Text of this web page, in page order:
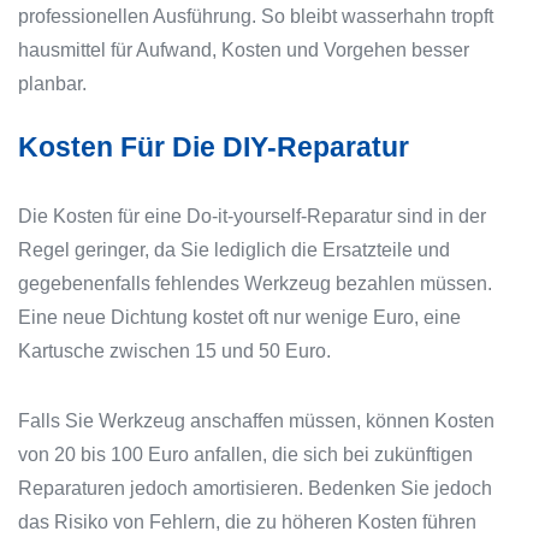
professionellen Ausführung. So bleibt wasserhahn tropft
hausmittel für Aufwand, Kosten und Vorgehen besser
planbar.
Kosten Für Die DIY-Reparatur
Die Kosten für eine Do-it-yourself-Reparatur sind in der
Regel geringer, da Sie lediglich die Ersatzteile und
gegebenenfalls fehlendes Werkzeug bezahlen müssen.
Eine neue Dichtung kostet oft nur wenige Euro, eine
Kartusche zwischen 15 und 50 Euro.
Falls Sie Werkzeug anschaffen müssen, können Kosten
von 20 bis 100 Euro anfallen, die sich bei zukünftigen
Reparaturen jedoch amortisieren. Bedenken Sie jedoch
das Risiko von Fehlern, die zu höheren Kosten führen